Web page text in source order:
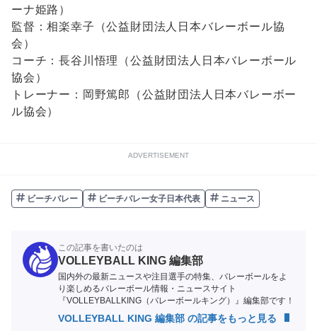
ーナ姫路）
監督：相楽幸子（公益財団法人日本バレーボール協
会）
コーチ：長谷川悟理（公益財団法人日本バレーボール
協会）
トレーナー：岡野篤郎（公益財団法人日本バレーボー
ル協会）
ADVERTISEMENT
ビーチバレー ビーチバレー女子日本代表 ニュース
この記事を書いたのは
VOLLEYBALL KING 編集部
国内外の最新ニュースや注目選手の特集、バレーボールをよ
り楽しめるバレーボール情報・ニュースサイト
『VOLLEYBALLKING（バレーボールキング）』編集部です！
VOLLEYBALL KING 編集部 の記事をもっと見る